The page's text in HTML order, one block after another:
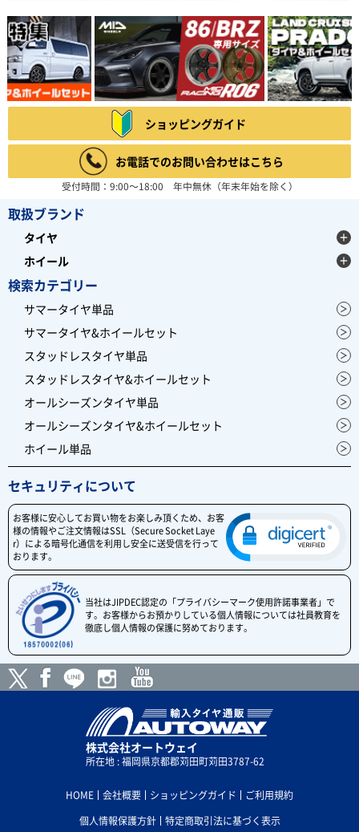
ショッピングガイド
お電話でのお問い合わせはこちら
受付時間：9:00～18:00 年中無休（年末年始を除く）
取扱ブランド
タイヤ
ホイール
検索カテゴリー
サマータイヤ単品
サマータイヤ&ホイールセット
スタッドレスタイヤ単品
スタッドレスタイヤ&ホイールセット
オールシーズンタイヤ単品
オールシーズンタイヤ&ホイールセット
ホイール単品
セキュリティについて
お客様に安心してお買い物をお楽しみ頂くため、お客
様の情報やご注文情報はSSL（Secure Socket Laye
r）による暗号化通信を利用し安全に送受信を行って
おります。
当社はJIPDEC認定の「プライバシーマーク使用許諾事業者」で
す。お客様からお預かりしている個人情報については社員教育を
徹底し個人情報の保護に努めております。
株式会社オートウェイ
所在地 : 福岡県京都郡苅田町苅田3787-62
HOME 会社概要 ショッピングガイド
ご利用規約
個人情報保護方針
特定商取引法に基づく表示